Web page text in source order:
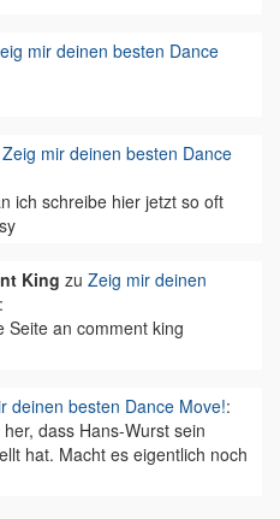
mir deinen besten Dance
Zeig mir deinen besten Dance
ich schreibe hier jetzt so oft
King zu Zeig mir deinen
:
Seite an comment king
deinen besten Dance Move!:
dass Hans-Wurst sein
hat. Macht es eigentlich noch